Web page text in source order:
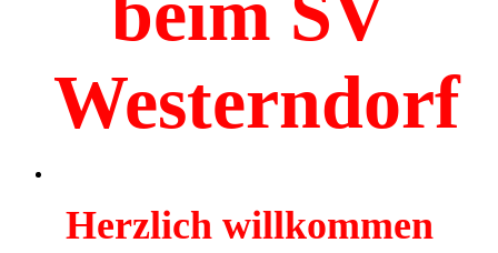
Westerndorf
Herzlich willkommen